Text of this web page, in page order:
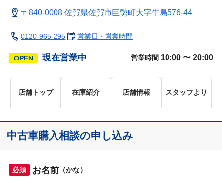
〒840-0008 佐賀県佐賀市巨勢町大字牛島576-44
0120-965-295 営業日・営業時間
現在営業中 営業時間 10:00 〜 20:00
店舗トップ 在庫紹介 店舗情報 スタッフより
中古車購入相談の申し込み
必須 お名前（かな）